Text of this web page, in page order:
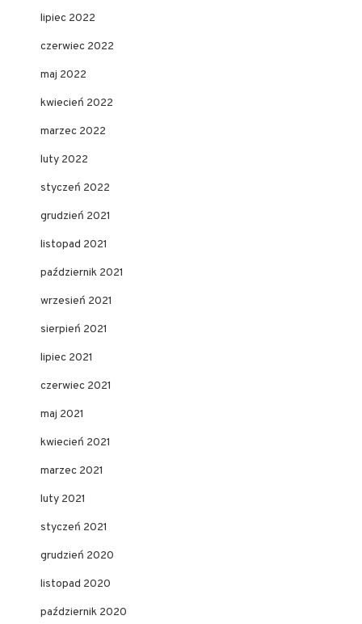
lipiec 2022
czerwiec 2022
maj 2022
kwiecień 2022
marzec 2022
luty 2022
styczeń 2022
grudzień 2021
listopad 2021
październik 2021
wrzesień 2021
sierpień 2021
lipiec 2021
czerwiec 2021
maj 2021
kwiecień 2021
marzec 2021
luty 2021
styczeń 2021
grudzień 2020
listopad 2020
październik 2020